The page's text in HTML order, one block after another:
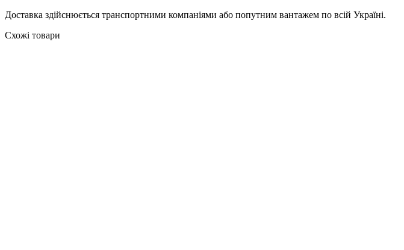
Доставка здійснюється транспортними компаніями або попутним вантажем по всій Україні.
Схожі товари